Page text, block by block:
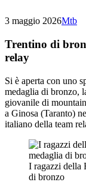
3 maggio 2026Mtb
Trentino di
relay
Si è aperta con uno
medaglia di bronzo,
giovanile di
a Ginosa (Taranto)
italiano della team
I ragazzi della
di bronzo